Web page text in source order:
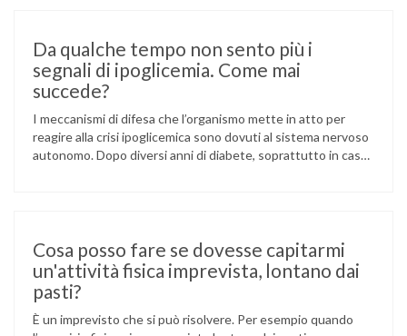
Da qualche tempo non sento più i
segnali di ipoglicemia. Come mai
succede?
I meccanismi di difesa che l’organismo mette in atto per
reagire alla crisi ipoglicemica sono dovuti al sistema nervoso
autonomo. Dopo diversi anni di diabete, soprattutto in caso
Cosa posso fare se dovesse capitarmi
un'attività fisica imprevista, lontano dai
pasti?
È un imprevisto che si può risolvere. Per esempio quando